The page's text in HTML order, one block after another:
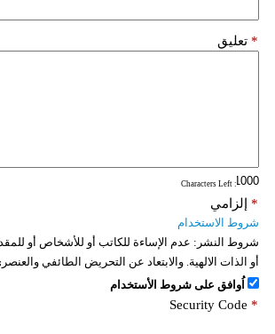
تعليق *
: Characters Left
إلزامي *
شروط الاستخدام
شروط النشر: عدم الإساءة للكاتب أو للأشخاص أو
أو الذات الالهية. والابتعاد عن التحريض الطائفي
اُوافق على شروط الأستخدام
Security Code *